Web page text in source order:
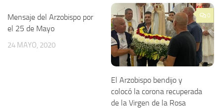
Mensaje del Arzobispo por
el 25 de Mayo
24 MAYO, 2020
0
El Arzobispo bendijo y
colocó la corona recuperada
de la Virgen de la Rosa